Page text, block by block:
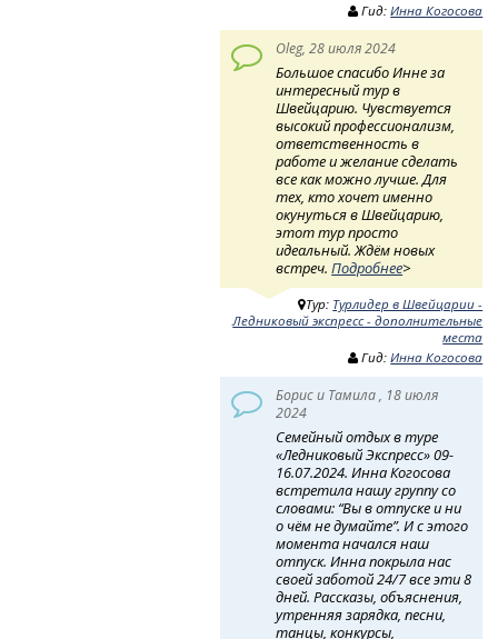
Гид:Инна Когосова
Oleg, 28 июля 2024
Большое спасибо Инне за
интересный тур в
Швейцарию. Чувствуется
высокий профессионализм,
ответственность в
работе и желание сделать
все как можно лучше. Для
тех, кто хочет именно
окунуться в Швейцарию,
этот тур просто
идеальный. Ждём новых
встреч.Подробнее>
Тур: Турлидер в Швейцарии -
Ледниковый экспресс - дополнительные
места
Гид:Инна Когосова
Борис и Тамила , 18 июля
2024
Семейный отдых в туре
«Ледниковый Экспресс» 09-
16.07.2024. Инна Когосова
встретила нашу группу со
словами: “Вы в отпуске и ни
о чём не думайте”. И с этого
момента начался наш
отпуск. Инна покрыла нас
своей заботой 24/7 все эти 8
дней. Рассказы, объяснения,
утренняя зарядка, песни,
танцы, конкурсы,